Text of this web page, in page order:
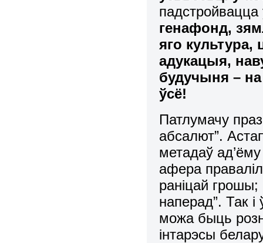
генафонд,
яго
адукацыя,
будучыня –
ўсё!
Патлумачу
абсалют”.
метадаў
афера
раніцай
наперад”. Так
можа быць
інтарэсы